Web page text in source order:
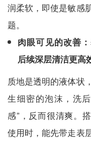
润柔软，即使是敏感
题。
肉眼可见的改善
后续深层清洁更高
质地是透明的液体状
生细密的泡沫，洗
感”，反而很清爽。
使用时，能先带走表